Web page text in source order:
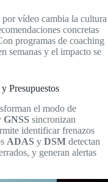
vídeo cambia la cultura
concretas
programas de coaching
semanas y el impacto se
Presupuestos
el modo de
GNSS sincronizan
identificar frenazos
ADAS y DSM detectan
y generan alertas